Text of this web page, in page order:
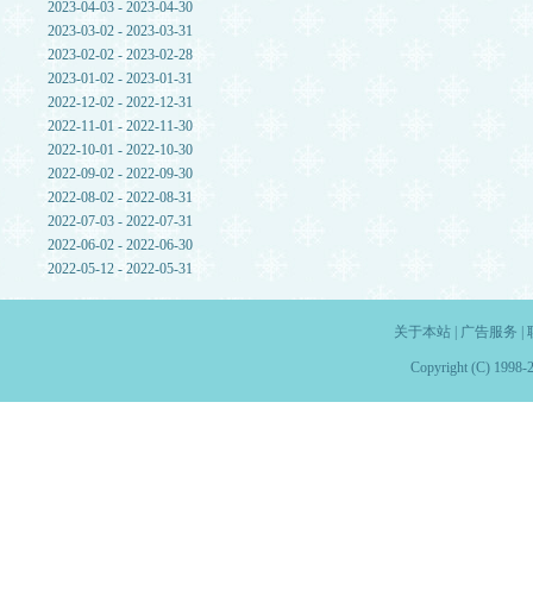
2023-04-03 - 2023-04-30
2023-03-02 - 2023-03-31
2023-02-02 - 2023-02-28
2023-01-02 - 2023-01-31
2022-12-02 - 2022-12-31
2022-11-01 - 2022-11-30
2022-10-01 - 2022-10-30
2022-09-02 - 2022-09-30
2022-08-02 - 2022-08-31
2022-07-03 - 2022-07-31
2022-06-02 - 2022-06-30
2022-05-12 - 2022-05-31
关于本站| 广告服务
Copyright (C) 1998-